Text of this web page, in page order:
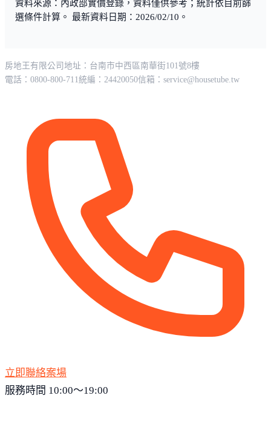
資料來源：內政部實價登錄，資料僅供參考；統計依目前篩
選條件計算。 最新資料日期：2026/02/10。
房地王有限公司 地址：台南市中西區南華街101號8樓
電話：0800-800-711統編：24420050信箱： service@housetube.tw
立即聯絡案場
服務時間 10:00～19:00